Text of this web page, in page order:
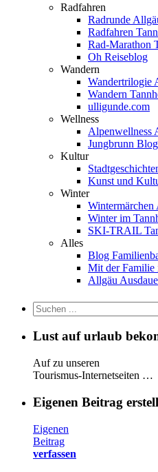
Radfahren
Radrunde
Radfahren
Rad-Marathon
Oh Reiseblog
Wandern
Wandertrilogie
Wandern
ulligunde.com
Wellness
Alpenwellness
Jungbrunn Blog
Kultur
Kunst und
Winter
Wintermärchen
Winter im
SKI-TRAIL
Alles
Blog
Mit der Familie
Allgäu
Lust auf urlaub
Auf zu unseren
Tourismus-Internetseiten …
Eigenen Beitrag
Eigenen
Beitrag
verfassen